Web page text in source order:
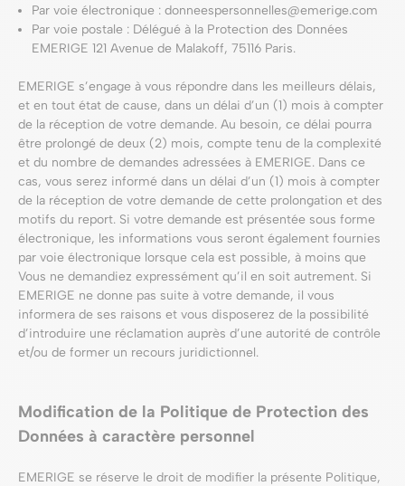
Par voie électronique : donneespersonnelles@emerige.com
Par voie postale : Délégué à la Protection des Données
EMERIGE 121 Avenue de Malakoff, 75116 Paris.
EMERIGE s’engage à vous répondre dans les meilleurs délais,
et en tout état de cause, dans un délai d’un (1) mois à compter
de la réception de votre demande. Au besoin, ce délai pourra
être prolongé de deux (2) mois, compte tenu de la complexité
et du nombre de demandes adressées à EMERIGE. Dans ce
cas, vous serez informé dans un délai d’un (1) mois à compter
de la réception de votre demande de cette prolongation et des
motifs du report. Si votre demande est présentée sous forme
électronique, les informations vous seront également fournies
par voie électronique lorsque cela est possible, à moins que
Vous ne demandiez expressément qu’il en soit autrement. Si
EMERIGE ne donne pas suite à votre demande, il vous
informera de ses raisons et vous disposerez de la possibilité
d’introduire une réclamation auprès d’une autorité de contrôle
et/ou de former un recours juridictionnel.
Modification de la Politique de Protection des
Données à caractère personnel
EMERIGE se réserve le droit de modifier la présente Politique,